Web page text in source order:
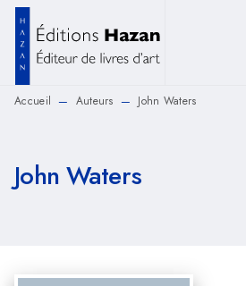
MENU RECHERCHE
PIED DE PAGE
Accueil — Auteurs — John Waters
John Waters